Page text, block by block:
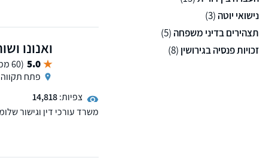
נישואי יוטה (3)
תצהירים בדיני משפחה (5)
זכויות פנסיה בגירושין (8) ואנונו
5.0 (60 ממליצים)
פתח תקווה
צפיות:14,818
משרד עורכי דין וגישור